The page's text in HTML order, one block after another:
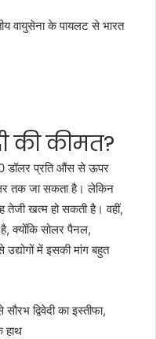
वायुसेना के पायलट से भारत
की कीमत?
डॉलर प्रति औंस से ऊपर
तक जा सकता है। लेकिन
तेजी खत्म हो सकती है। वहीं,
क्योंकि सोलर पैनल,
में इसकी मांग बहुत
द्विवेदी का इस्तीफा,
हाथ